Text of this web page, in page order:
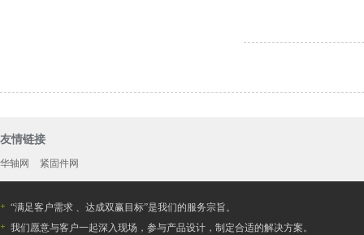
友情链接
华轴网 紧固件网
“满足客户需求 、达成双赢目标”是我们的服务宗旨。
我们愿意与客户一起深入现场，参与产品设计，制定合适的解决方案。